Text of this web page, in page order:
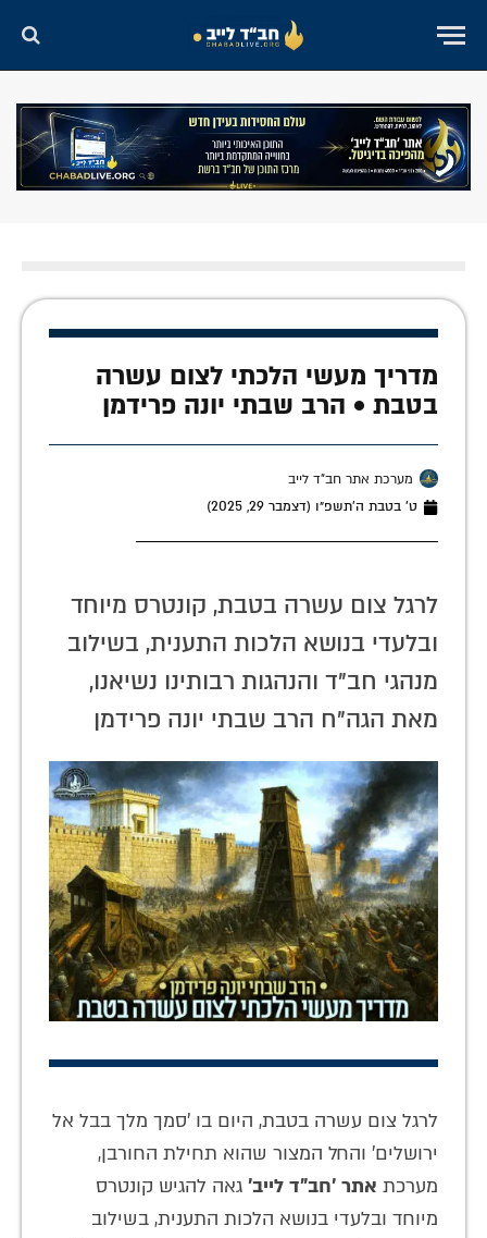
מדריך מעשי הלכתי לצום עשרה
בטבת • הרב שבתי יונה פרידמן
מערכת אתר חב"ד לייב
ט׳ בטבת ה׳תשפ״ו (דצמבר 29, 2025)
לרגל צום עשרה בטבת, קונטרס מיוחד
ובלעדי בנושא הלכות התענית, בשילוב
מנהגי חב"ד והנהגות רבותינו נשיאנו,
מאת הגה"ח הרב שבתי יונה פרידמן
לרגל צום עשרה בטבת, היום בו 'סמך מלך בבל אל
ירושלים' והחל המצור שהוא תחילת החורבן,
מערכת אתר 'חב"ד לייב' גאה להגיש קונטרס
מיוחד ובלעדי בנושא הלכות התענית, בשילוב